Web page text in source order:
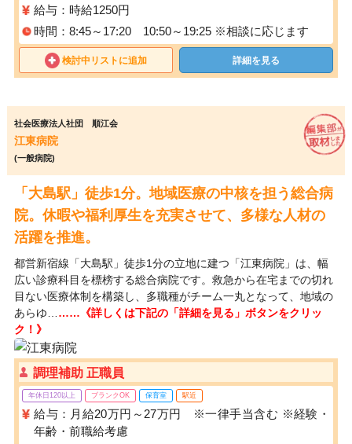
給与：時給1250円
時間：8:45～17:20 10:50～19:25 ※相談に応じます
検討中リストに追加 詳細を見る
社会医療法人社団 順江会
江東病院
(一般病院)
「大島駅」徒歩1分。地域医療の中核を担う総合病
院。休暇や福利厚生を充実させて、多様な人材の
活躍を推進。
都営新宿線「大島駅」徒歩1分の立地に建つ「江東病院」は、幅
広い診療科目を標榜する総合病院です。救急から在宅までの切れ
目ない医療体制を構築し、多職種がチーム一丸となって、地域の
あらゆ… ……《詳しくは下記の「詳細を見る」ボタンをクリッ
ク！》
調理補助 正職員
年休日120以上 ブランクOK 保育室 駅近
給与：月給20万円～27万円 ※一律手当含む ※経験・
年齢・前職給考慮